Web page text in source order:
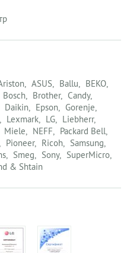
ASUS Ballu
BEKO
Bosch Brother
Candy
Daikin Epson
Gorenje
Lexmark LG
Liebherr
Miele NEFF
Packard Bell
Pioneer Ricoh
Samsung
Smeg Sony
SuperMicro
& Shtain